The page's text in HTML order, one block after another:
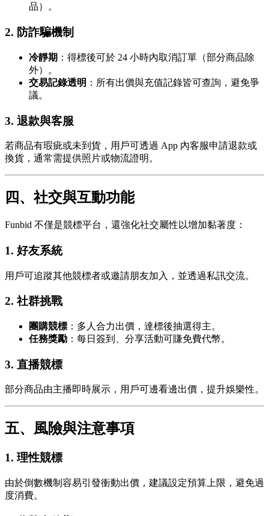
品）。
2. 防詐騙機制
冷靜期 ：得標後可於 24 小時內取消訂單（部分商品除
外）。
交易記錄透明 ：所有出價與充值記錄皆可查詢，避免爭
議。
3. 退款與客服
若商品有瑕疵或未到貨，用戶可透過 App 內客服申請退款或
換貨，通常需提供照片或物流證明。
四、社交與互動功能
Funbid 不僅是競標平台，還強化社交屬性以增加黏著度：
1. 好友系統
用戶可追蹤其他競標者或邀請朋友加入，並透過私訊交流。
2. 社群挑戰
團購競標 ：多人合力出價，達標後抽選得主。
任務獎勵 ：每日簽到、分享活動可賺免費代幣。
3. 直播競標
部分商品由主播即時展示，用戶可邊看邊出價，提升娛樂性。
五、風險與注意事項
1. 理性競標
由於倒數機制容易引發衝動出價，建議設定預算上限，避免過
度消費。